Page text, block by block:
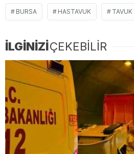
BURSA HASTAVUK TAVUK
İLGİNİZİÇEKEBİLİR